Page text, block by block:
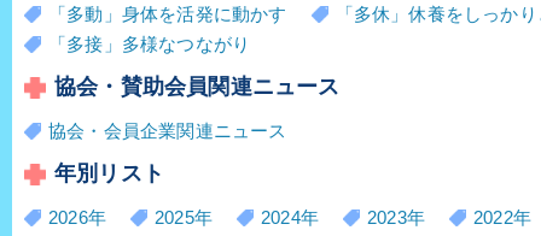
「多動」身体を活発に動かす
「多休」休養をしっか
「多接」多様なつながり
協会・賛助会員関連ニュース
協会・会員企業関連ニュース
年別リスト
2026年 2025年 2024年 2023年
2022年